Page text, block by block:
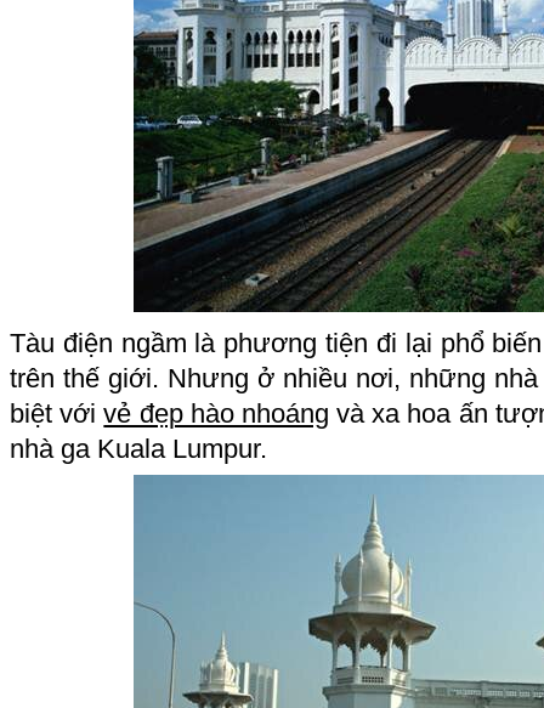
Tàu điện ngầm là phương tiện đi lại phổ
trên thế giới. Nhưng ở nhiều nơi, những
biệt vớivẻ đẹp hào nhoáng và xa hoa ấn
nhà ga Kuala Lumpur.